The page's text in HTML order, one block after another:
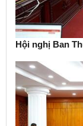
Hội nghị Ban